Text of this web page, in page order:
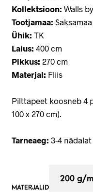
Kollektsioon: Walls
Tootjamaa: Saksamaa
Ühik: TK
Laius: 400 cm
Pikkus: 270 cm
Materjal: Fliis
Pilttapeet koosneb 4
100 x 270 cm).
Tarneaeg: 3-4 nädalat
MATERJALID